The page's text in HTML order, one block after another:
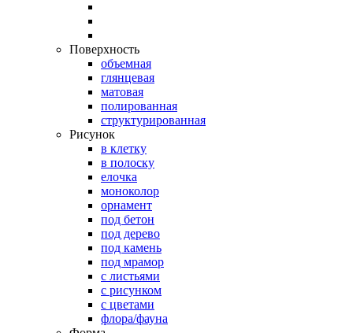
Поверхность
объемная
глянцевая
матовая
полированная
структурированная
Рисунок
в клетку
в полоску
елочка
моноколор
орнамент
под бетон
под дерево
под камень
под мрамор
с листьями
с рисунком
с цветами
флора/фауна